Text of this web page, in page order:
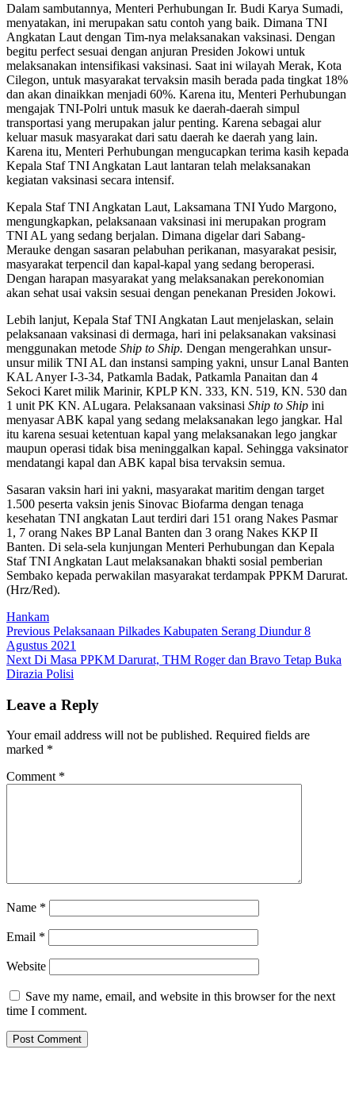
Dalam sambutannya, Menteri Perhubungan Ir. Budi Karya Sumadi,
menyatakan, ini merupakan satu contoh yang baik. Dimana TNI
Angkatan Laut dengan Tim-nya melaksanakan vaksinasi. Dengan
begitu perfect sesuai dengan anjuran Presiden Jokowi untuk
melaksanakan intensifikasi vaksinasi. Saat ini wilayah Merak, Kota
Cilegon, untuk masyarakat tervaksin masih berada pada tingkat 18%
dan akan dinaikkan menjadi 60%. Karena itu, Menteri Perhubungan
mengajak TNI-Polri untuk masuk ke daerah-daerah simpul
transportasi yang merupakan jalur penting. Karena sebagai alur
keluar masuk masyarakat dari satu daerah ke daerah yang lain.
Karena itu, Menteri Perhubungan mengucapkan terima kasih kepada
Kepala Staf TNI Angkatan Laut lantaran telah melaksanakan
kegiatan vaksinasi secara intensif.
Kepala Staf TNI Angkatan Laut, Laksamana TNI Yudo Margono,
mengungkapkan, pelaksanaan vaksinasi ini merupakan program
TNI AL yang sedang berjalan. Dimana digelar dari Sabang-
Merauke dengan sasaran pelabuhan perikanan, masyarakat pesisir,
masyarakat terpencil dan kapal-kapal yang sedang beroperasi.
Dengan harapan masyarakat yang melaksanakan perekonomian
akan sehat usai vaksin sesuai dengan penekanan Presiden Jokowi.
Lebih lanjut, Kepala Staf TNI Angkatan Laut menjelaskan, selain
pelaksanaan vaksinasi di dermaga, hari ini pelaksanakan vaksinasi
menggunakan metode Ship to Ship. Dengan mengerahkan unsur-
unsur milik TNI AL dan instansi samping yakni, unsur Lanal Banten
KAL Anyer I-3-34, Patkamla Badak, Patkamla Panaitan dan 4
Sekoci Karet milik Marinir, KPLP KN. 333, KN. 519, KN. 530 dan
1 unit PK KN. ALugara. Pelaksanaan vaksinasi Ship to Ship ini
menyasar ABK kapal yang sedang melaksanakan lego jangkar. Hal
itu karena sesuai ketentuan kapal yang melaksanakan lego jangkar
maupun operasi tidak bisa meninggalkan kapal. Sehingga vaksinator
mendatangi kapal dan ABK kapal bisa tervaksin semua.
Sasaran vaksin hari ini yakni, masyarakat maritim dengan target
1.500 peserta vaksin jenis Sinovac Biofarma dengan tenaga
kesehatan TNI angkatan Laut terdiri dari 151 orang Nakes Pasmar
1, 7 orang Nakes BP Lanal Banten dan 3 orang Nakes KKP II
Banten. Di sela-sela kunjungan Menteri Perhubungan dan Kepala
Staf TNI Angkatan Laut melaksanakan bhakti sosial pemberian
Sembako kepada perwakilan masyarakat terdampak PPKM Darurat.
(Hrz/Red).
Hankam
Post
navigation
Previous Previous
post:
Pelaksanaan Pilkades Kabupaten Serang Diundur 8
Agustus 2021
Next Next
post:
Di Masa PPKM Darurat, THM Roger dan Bravo Tetap Buka
Dirazia Polisi
Leave a Reply
Your email address will not be published. Required fields are
marked *
Comment *
Name *
Email *
Website
Save my name, email, and website in this browser for the next
time I comment.